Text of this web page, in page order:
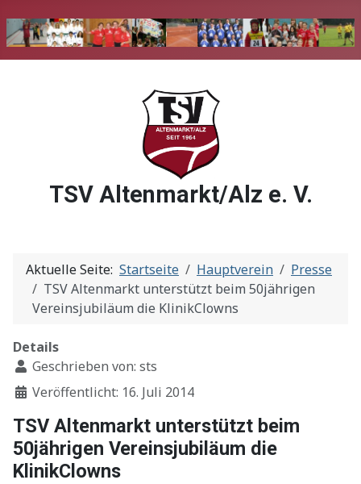
TSV Altenmarkt/Alz e. V.
Aktuelle Seite: Startseite Hauptverein
Presse
TSV Altenmarkt unterstützt beim 50jährigen
Vereinsjubiläum die KlinikClowns
Details
Geschrieben von: sts
Veröffentlicht: 16. Juli 2014
TSV Altenmarkt unterstützt beim
50jährigen Vereinsjubiläum die
KlinikClowns